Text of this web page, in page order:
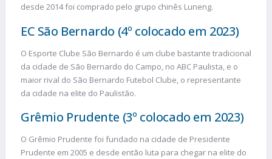
desde 2014 foi comprado pelo grupo chinês Luneng.
EC São Bernardo (4º colocado em 2023)
O Esporte Clube São Bernardo é um clube bastante tradicional
da cidade de São Bernardo do Campo, no ABC Paulista, e o
maior rival do São Bernardo Futebol Clube, o representante
da cidade na elite do Paulistão.
Grêmio Prudente (3º colocado em 2023)
O Grêmio Prudente foi fundado na cidade de Presidente
Prudente em 2005 e desde então luta para chegar na elite do